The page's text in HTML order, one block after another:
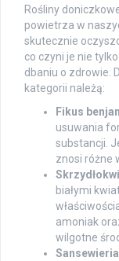
Rośliny
powietrza w
skutecznie
co czyni je nie
dbaniu o zdrowie.
kategorii należą:
Fikus
usuwania
substancji.
znosi różne
białymi
amoniak
wilgotne
Sansewieria